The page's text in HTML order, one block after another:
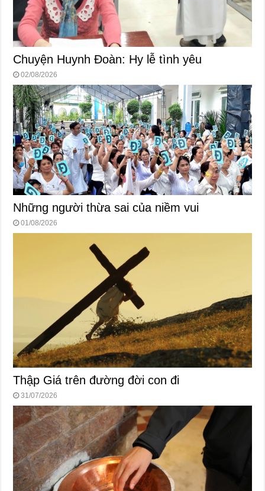
Chuyện Huynh Đoàn: Hy lễ tình yêu
02/08/2026
Những người thừa sai của niềm vui
01/08/2026
Thập Giá trên đường đời con đi
31/07/2026